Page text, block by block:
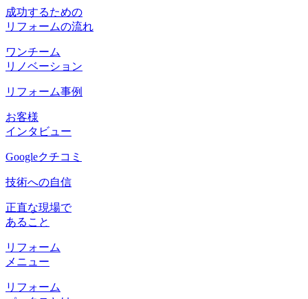
成功するための
リフォームの流れ
ワンチーム
リノベーション
リフォーム事例
お客様
インタビュー
Googleクチコミ
技術への自信
正直な現場で
あること
リフォーム
メニュー
リフォーム